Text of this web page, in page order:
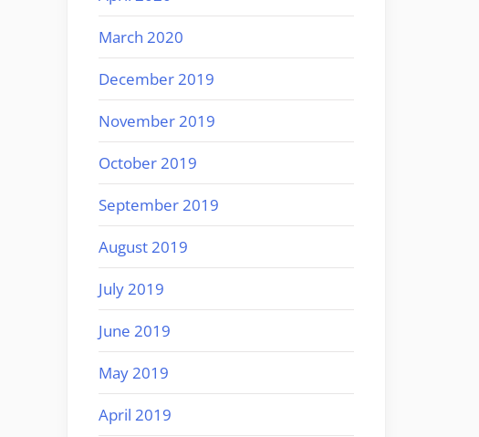
March 2020
December 2019
November 2019
October 2019
September 2019
August 2019
July 2019
June 2019
May 2019
April 2019